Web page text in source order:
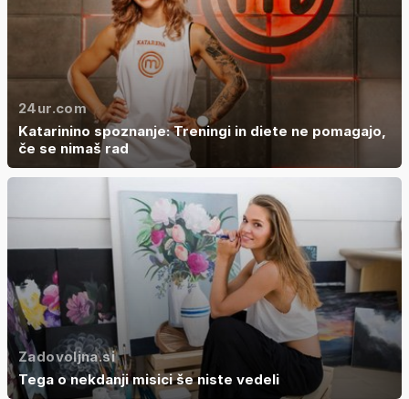
24ur.com
Katarinino spoznanje: Treningi in diete ne pomagajo,
če se nimaš rad
Zadovoljna.si
Tega o nekdanji misici še niste vedeli